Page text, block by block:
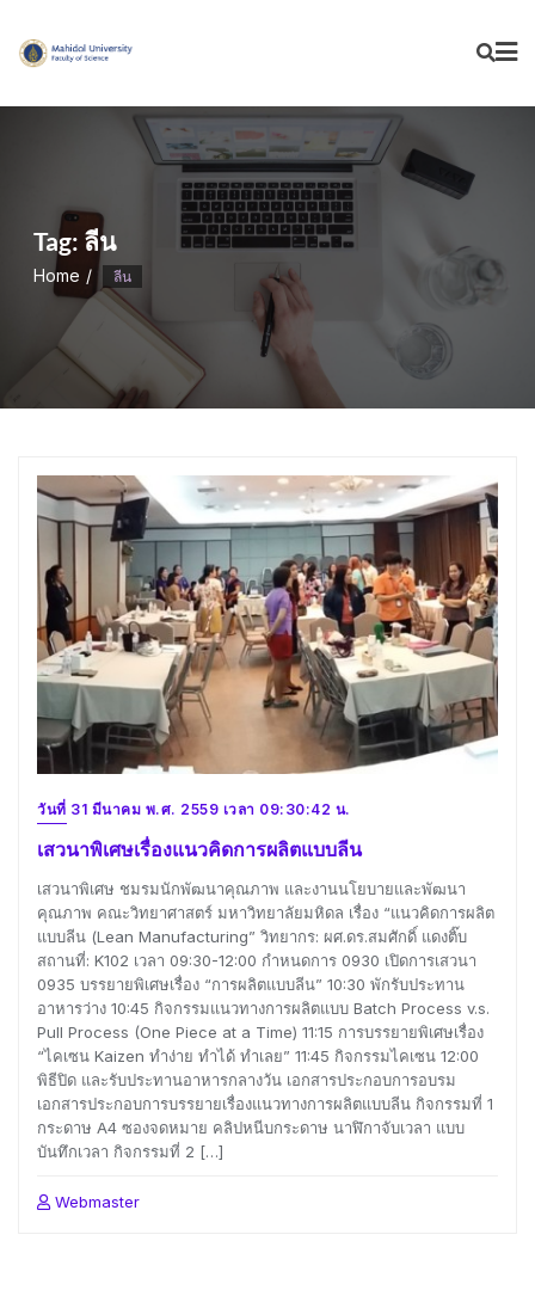
content
Tag: ลีน
Home ลีน
วันที่ 31 มีนาคม พ.ศ. 2559 เวลา 09:30:42 น.
เสวนาพิเศษเรื่องแนวคิดการผลิตแบบลีน
เสวนาพิเศษ ชมรมนักพัฒนาคุณภาพ และงานนโยบายและพัฒนา
คุณภาพ คณะวิทยาศาสตร์ มหาวิทยาลัยมหิดล เรื่อง “แนวคิดการผลิต
แบบลีน (Lean Manufacturing” วิทยากร: ผศ.ดร.สมศักดิ์ แดงติ๊บ
สถานที่: K102 เวลา 09:30-12:00 กำหนดการ 0930 เปิดการเสวนา
0935 บรรยายพิเศษเรื่อง “การผลิตแบบลีน” 10:30 พักรับประทาน
อาหารว่าง 10:45 กิจกรรมแนวทางการผลิตแบบ Batch Process v.s.
Pull Process (One Piece at a Time) 11:15 การบรรยายพิเศษเรื่อง
“ไคเซน Kaizen ทำง่าย ทำได้ ทำเลย” 11:45 กิจกรรมไคเซน 12:00
พิธีปิด และรับประทานอาหารกลางวัน เอกสารประกอบการอบรม
เอกสารประกอบการบรรยายเรื่องแนวทางการผลิตแบบลีน กิจกรรมที่ 1
กระดาษ A4 ซองจดหมาย คลิปหนีบกระดาษ นาฬิกาจับเวลา แบบ
บันทึกเวลา กิจกรรมที่ 2 […]
Webmaster